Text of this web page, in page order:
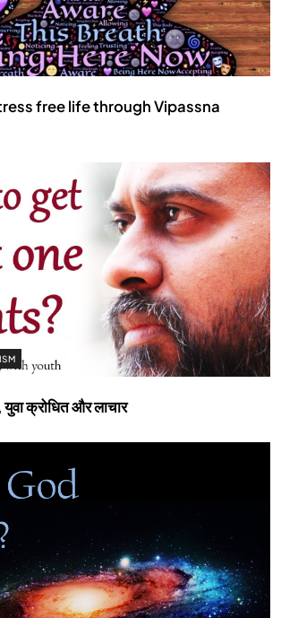
free life through Vipassna
युवा क्रोधित और लाचार